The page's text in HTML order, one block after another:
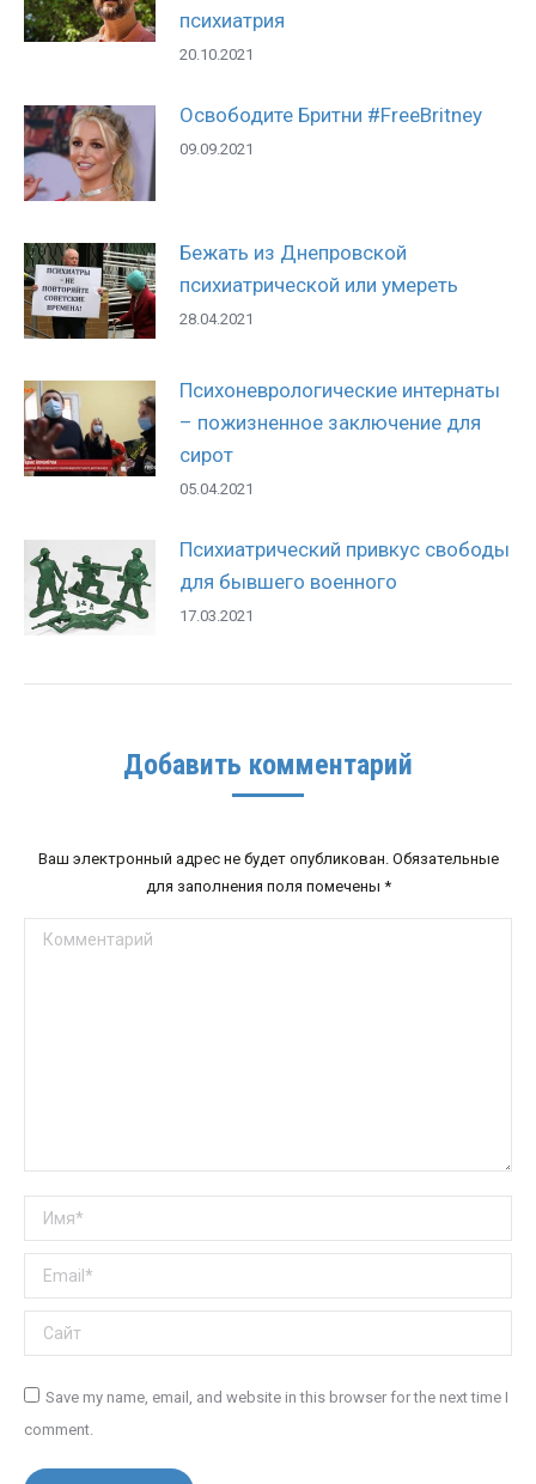
психиатрия
20.10.2021
Освободите Бритни #FreeBritney
09.09.2021
Бежать из Днепровской
психиатрической или умереть
28.04.2021
Психоневрологические интернаты
– пожизненное заключение для
сирот
05.04.2021
Психиатрический привкус свободы
для бывшего военного
17.03.2021
Добавить комментарий
Ваш электронный адрес не будет опубликован. Обязательные
для заполнения поля помечены *
Комментарий
Имя *
Email *
Сайт
Save my name, email, and website in this browser for the next time I
comment.